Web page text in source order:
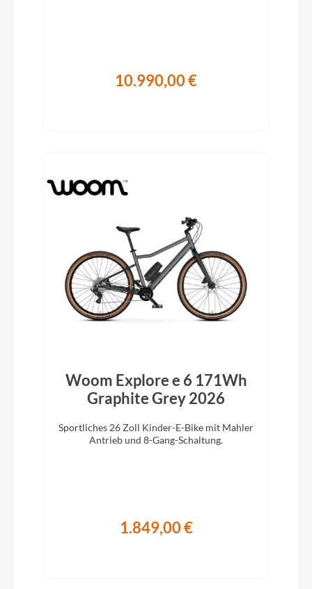
10.990,00 €
Woom Explore e 6 171Wh
Graphite Grey 2026
Sportliches 26 Zoll Kinder-E-Bike mit Mahler
Antrieb und 8-Gang-Schaltung.
1.849,00 €